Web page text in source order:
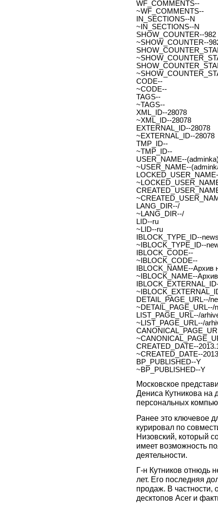
WF_COMMENTS--
~WF_COMMENTS--
IN_SECTIONS--N
~IN_SECTIONS--N
SHOW_COUNTER--982
~SHOW_COUNTER--
CODE--
~CODE--
TAGS--
~TAGS--
XML_ID--28078
~XML_ID--28078
EXTERNAL_ID--28078
~EXTERNAL_ID--28078
TMP_ID--
~TMP_ID--
USER_NAME--
~USER_NAME--
LANG_DIR--/
~LANG_DIR--/
LID--ru
~LID--ru
IBLOCK_TYPE_ID--
~IBLOCK_TYPE_ID--
IBLOCK_CODE--
~IBLOCK_CODE--
IBLOCK_NAME--Архив
~IBLOCK_NAME--
DETAIL_PAGE_URL--/
~DETAIL_PAGE_URL--/
LIST_PAGE_URL--/
~LIST_PAGE_URL--/
CREATED_DATE--
~CREATED_DATE--
BP_PUBLISHED--Y
~BP_PUBLISHED--Y
Московское
Дениса Кутникова на
персональных
Ранее это ключевое
курировал по
Низовский, который
имеет возможность
деятельности.
Г-н Кутников отнюдь
лет. Его последняя
продаж. В частности,
десктопов Acer и